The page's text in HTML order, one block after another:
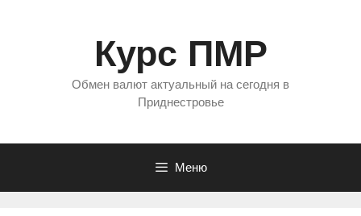
Курс ПМР
Обмен валют актуальный на сегодня в
Приднестровье
Меню